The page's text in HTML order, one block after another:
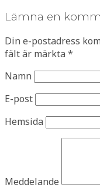
Lämna en
Din e-postadress
fält är märkta *
Namn
E-post
Hemsida
Meddelande